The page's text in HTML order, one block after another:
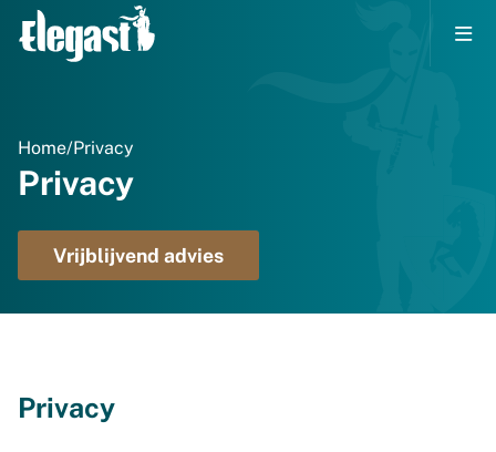
Home/Privacy
Privacy
Vrijblijvend advies
Privacy